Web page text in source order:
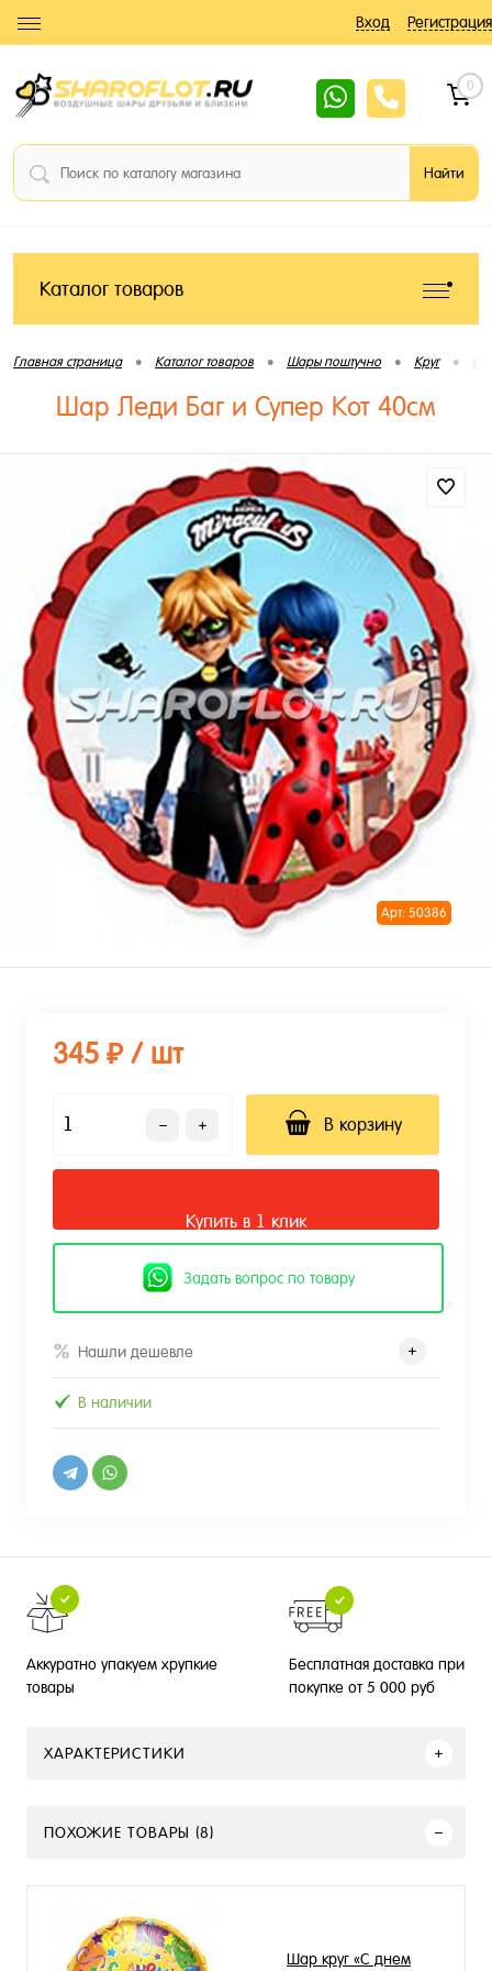
Вход Регистрация
0
Каталог товаров
Главная страница • Каталог товаров • Шары поштучно • Круг •
Шар Леди Баг и Супер Кот 40см
Арт: 50386
345 ₽ / шт
В корзину
Купить в 1 клик
Задать вопрос по товару
Нашли дешевле
В наличии
Аккуратно упакуем хрупкие
товары
Бесплатная доставка при
покупке от 5 000 руб
ХАРАКТЕРИСТИКИ
ПОХОЖИЕ ТОВАРЫ (8)
Шар круг «С днем